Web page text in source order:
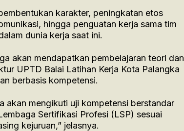
karakter, peningkatan etos
hingga penguatan kerja sama tim
dunia kerja saat ini.
akan mendapatkan pembelajaran teori dan
UPTD Balai Latihan Kerja Kota Palangka
berbasis kompetensi.
akan mengikuti uji kompetensi berstandar
Sertifikasi Profesi (LSP) sesuai
kejuruan,” jelasnya.